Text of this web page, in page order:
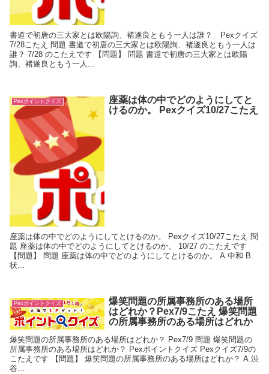
書道で初唐の三大家とは欧陽詢、褚遂良ともう一人は誰？ Pexクイズ
7/28こたえ 問題 書道で初唐の三大家とは欧陽詢、褚遂良ともう一人は
誰？ 7/28 のこたえです 【問題】 問題 書道で初唐の三大家とは欧陽
詢、褚遂良ともう一人...
Pexポイントクイズ
座薬は体の中でどのようにしてと
けるのか。 Pexクイズ10/27こたえ
座薬は体の中でどのようにしてとけるのか。 Pexクイズ10/27こたえ 問
題 座薬は体の中でどのようにしてとけるのか。 10/27 のこたえです
【問題】 問題 座薬は体の中でどのようにしてとけるのか。 A.中和 B.
状...
Pexポイントクイズ
爆笑問題の所属事務所のある場所
はどれか？Pex7/9こたえ 爆笑問題
の所属事務所のある場所はどれか
爆笑問題の所属事務所のある場所はどれか？ Pex7/9 問題 爆笑問題の
所属事務所のある場所はどれか？ Pexポイントクイズ Pexクイズ7/9の
こたえです 【問題】 爆笑問題の所属事務所のある場所はどれか？ A.渋
谷...